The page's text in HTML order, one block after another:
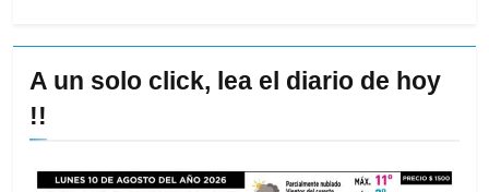
A un solo click, lea el diario de hoy
!!